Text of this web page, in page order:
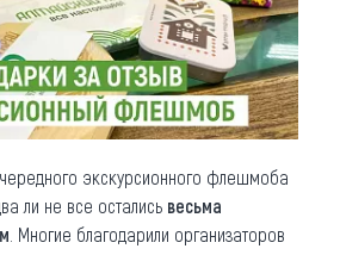
экскурсионного флешмоба
ли не все остались весьма
. Многие благодарили организаторов